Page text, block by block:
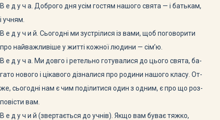
В е д у ч а. Доброго дня усім гостям нашого свята — і батькам,
і учням.
В е д у ч и й. Сьогодні ми зустрілися із вами, щоб поговорити
про найважливіше у житті кожної людини — сім’ю.
В е д у ч а. Ми довго і ретельно готувалися до цього свята, ба-
гато нового і цікавого дізналися про родини нашого класу. От-
же, сьогодні нам є чим поділитися один з одним, є про що роз-
повісти вам.
В е д у ч и й (звертається до учнів). Якщо вам буває тяжко,